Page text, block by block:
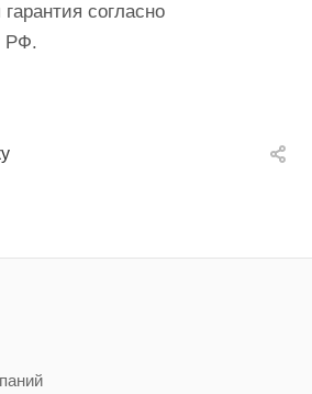
согласно
РФ.